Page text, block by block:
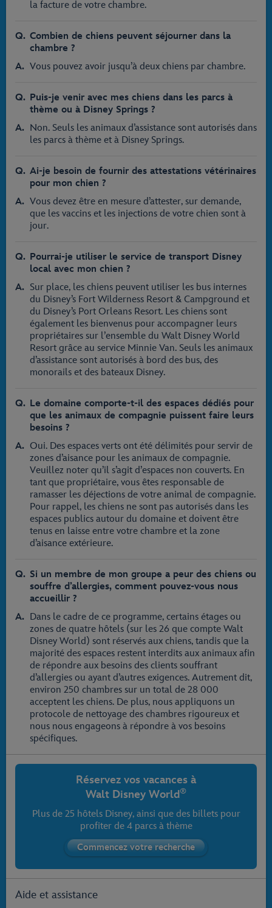
la facture de votre chambre.
Combien de chiens peuvent séjourner dans la
chambre ?
Vous pouvez avoir jusqu’à deux chiens par chambre.
Puis-je venir avec mes chiens dans les parcs à
thème ou à Disney Springs ?
Non. Seuls les animaux d’assistance sont autorisés dans
les parcs à thème et à Disney Springs.
Ai-je besoin de fournir des attestations vétérinaires
pour mon chien ?
Vous devez être en mesure d’attester, sur demande,
que les vaccins et les injections de votre chien sont à
jour.
Pourrai-je utiliser le service de transport Disney
local avec mon chien ?
Sur place, les chiens peuvent utiliser les bus internes
du Disney’s Fort Wilderness Resort & Campground et
du Disney’s Port Orleans Resort. Les chiens sont
également les bienvenus pour accompagner leurs
propriétaires sur l’ensemble du Walt Disney World
Resort grâce au service Minnie Van. Seuls les animaux
d’assistance sont autorisés à bord des bus, des
monorails et des bateaux Disney.
Le domaine comporte-t-il des espaces dédiés pour
que les animaux de compagnie puissent faire leurs
besoins ?
Oui. Des espaces verts ont été délimités pour servir de
zones d’aisance pour les animaux de compagnie.
Veuillez noter qu’il s’agit d’espaces non couverts. En
tant que propriétaire, vous êtes responsable de
ramasser les déjections de votre animal de compagnie.
Pour rappel, les chiens ne sont pas autorisés dans les
espaces publics autour du domaine et doivent être
tenus en laisse entre votre chambre et la zone
d’aisance extérieure.
Si un membre de mon groupe a peur des chiens ou
souffre d’allergies, comment pouvez-vous nous
accueillir ?
Dans le cadre de ce programme, certains étages ou
zones de quatre hôtels (sur les 26 que compte Walt
Disney World) sont réservés aux chiens, tandis que la
majorité des espaces restent interdits aux animaux afin
de répondre aux besoins des clients souffrant
d’allergies ou ayant d’autres exigences. Autrement dit,
environ 250 chambres sur un total de 28 000
acceptent les chiens. De plus, nous appliquons un
protocole de nettoyage des chambres rigoureux et
nous nous engageons à répondre à vos besoins
spécifiques.
Réservez vos vacances à
Walt Disney World ®
Plus de 25 hôtels Disney, ainsi que des billets pour
profiter de 4 parcs à thème
Aide et assistance